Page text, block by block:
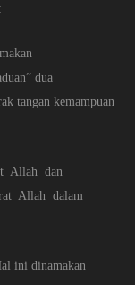
dua
tangan kemampuan
Allah dan
Allah dalam
ini dinamakan